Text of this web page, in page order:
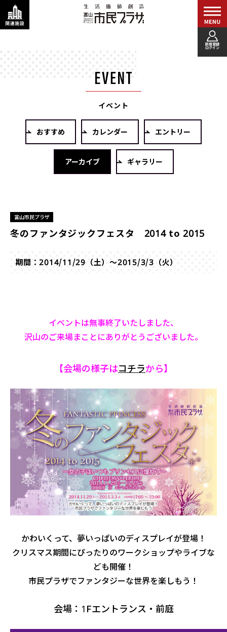
新規登録
ログイン
イベント
おすすめ カレンダー エントリー
アーカイブ ギャラリー
冬のファンタジックフェスタ 2014 to 2015
富山市民プラザ
期間：2014/11/29（土）～2015/3/3（火）
イベントは無事終了いたしました、
沢山のご来場まことにありがとうございました。
【会場の様子はコチラから】
かわいくって、夢いっぱいのディスプレイが登場！
クリスマス期間にぴったりのワークショップやライブな
ども開催！
市民プラザでファンタジーな世界を楽しもう！
会場：1Fエントランス・前庭